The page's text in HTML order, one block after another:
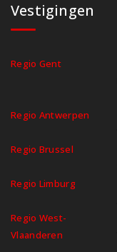
Vestigingen
Regio Gent
Regio Antwerpen
Regio Brussel
Regio Limburg
Regio West-
Vlaanderen